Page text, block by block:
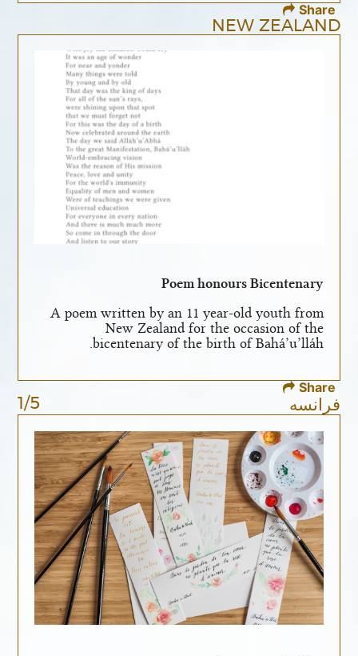
Share
NEW ZEALAND
Poem honours Bicentenary
A poem written by an 11 year-old youth from
New Zealand for the occasion of the
bicentenary of the birth of Bahá’u’lláh.
Share
فرانسه 1/5